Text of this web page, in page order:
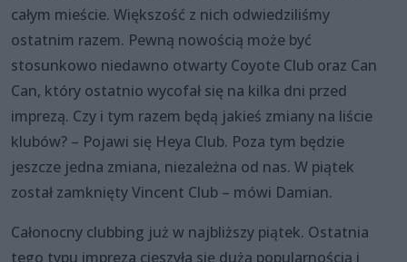
całym mieście. Większość z nich odwiedziliśmy
ostatnim razem. Pewną nowością może być
stosunkowo niedawno otwarty Coyote Club oraz Can
Can, który ostatnio wycofał się na kilka dni przed
imprezą. Czy i tym razem będą jakieś zmiany na liście
klubów? – Pojawi się Heya Club. Poza tym będzie
jeszcze jedna zmiana, niezależna od nas. W piątek
został zamknięty Vincent Club – mówi Damian.
Całonocny clubbing już w najbliższy piątek. Ostatnia
tego typu impreza cieszyła się dużą popularnością i